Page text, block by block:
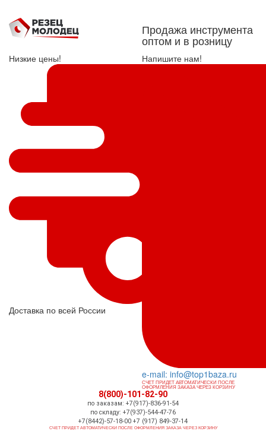
Продажа инструмента
оптом и в розницу
Низкие цены!
Доставка по всей России
Напишите нам!
e-mail: info@top1baza.ru
СЧЕТ ПРИДЕТ АВТОМАТИЧЕСКИ ПОСЛЕ
ОФОРМЛЕНИЯ ЗАКАЗА ЧЕРЕЗ КОРЗИНУ
8(800)-101-82-90
по заказам: +7(917)-836-91-54
по складу: +7(937)-544-47-76
+7(8442)-57-18-00 +7 (917) 849-37-14
СЧЕТ ПРИДЕТ АВТОМАТИЧЕСКИ ПОСЛЕ ОФОРМЛЕНИЯ ЗАКАЗА ЧЕРЕЗ КОРЗИНУ